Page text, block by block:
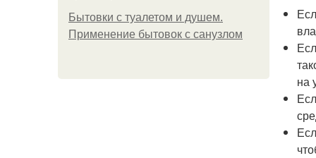
Бытовки с туалетом и душем.
Применение бытовок с санузлом
на